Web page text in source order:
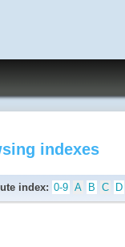
indexes
index: 0-9 A B C D